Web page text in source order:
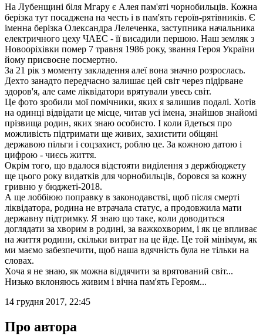
На Лубенщині біля Мгару є Алея пам'яті чорнобильців. Кожна
берізка тут посаджена на честь і в пам'ять героїв-рятівників. Є
іменна берізка Олександра Лелеченка, заступника начальника
електричного цеху ЧАЕС - її висадили першою. Наш земляк з
Новооріхівки помер 7 травня 1986 року, звання Героя України
йому присвоєне посмертно.
За 21 рік з моменту закладення алеї вона значно розрослась.
Дехто занадто передчасно залишає цей світ через підірване
здоров'я, але саме ліквідатори врятували увесь світ.
Це фото зробили мої помічники, яких я залишив подалі. Хотів
на одинці відвідати це місце, читав усі імена, знайшов знайомі
прізвища родин, яких знаю особисто. І коли йдеться про
можливість підтримати ще живих, захистити обіцяні
державою пільги і соцзахист, роблю це. За кожною датою і
цифрою - чиєсь життя.
Окрім того, що вдалося відстояти виділення з держбюджету
ще цього року видатків для чорнобильців, боровся за кожну
гривню у бюджеті-2018.
А ще лоббіюю поправку в законодавстві, щоб після смерті
ліквідатора, родина не втрачала статус, а продовжила мати
державну підтримку. Я знаю що таке, коли доводиться
доглядати за хворим в родині, за важкохворим, і як це впливає
на життя родини, скільки витрат на це йде. Це той мінімум, як
ми маємо забезпечити, щоб наша вдячність була не тільки на
словах.
Хоча я не знаю, як можна віддячити за врятований світ...
Низько вклоняюсь живим і вічна пам'ять Героям...
14 грудня 2017, 22:45
Про автора